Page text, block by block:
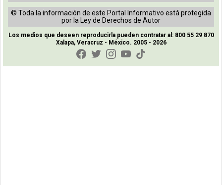
© Toda la información de este Portal Informativo está protegida
por la Ley de Derechos de Autor
Los medios que deseen reproducirla pueden contratar al: 800 55 29 870
Xalapa, Veracruz - México. 2005 - 2026